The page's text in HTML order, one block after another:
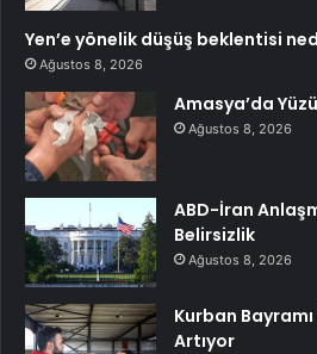
Yen’e yönelik düşüş beklentisi
Ağustos 8, 2026
Amasya’da
Ağustos 8, 2026
ABD-İran
Belirsizlik
Ağustos 8, 2026
Kurban
Artıyor